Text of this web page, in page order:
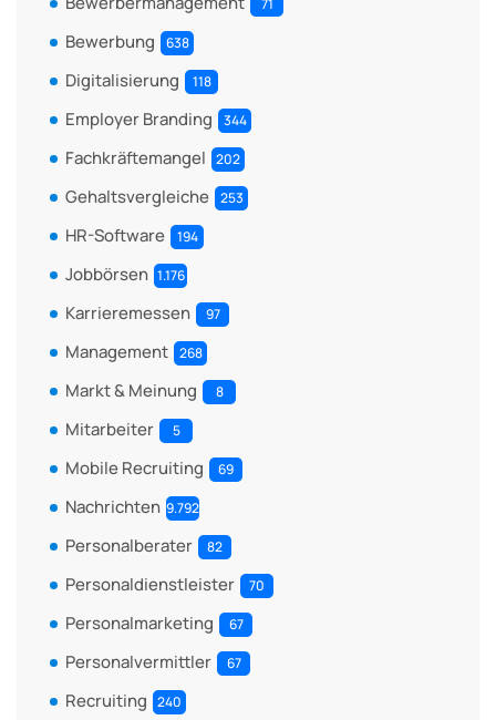
Bewerbung 638
Digitalisierung 118
Employer Branding 344
Fachkräftemangel 202
Gehaltsvergleiche 253
HR-Software 194
Jobbörsen 1.176
Karrieremessen 97
Management 268
Markt & Meinung 8
Mitarbeiter 5
Mobile Recruiting 69
Nachrichten 9.792
Personalberater 82
Personaldienstleister 70
Personalmarketing 67
Personalvermittler 67
Recruiting 240